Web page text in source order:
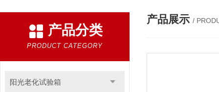
产品分类
PRODUCT CATEGORY
阳光老化试验箱
产品展示 /